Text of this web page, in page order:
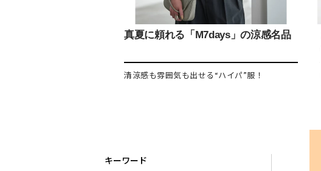
真夏に頼れる「M7days」の涼感名品
清涼感も雰囲気も出せる“ハイパ”服！